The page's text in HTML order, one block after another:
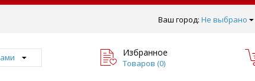
Ваш город: Не выбрано
Избранное
Товаров (0)